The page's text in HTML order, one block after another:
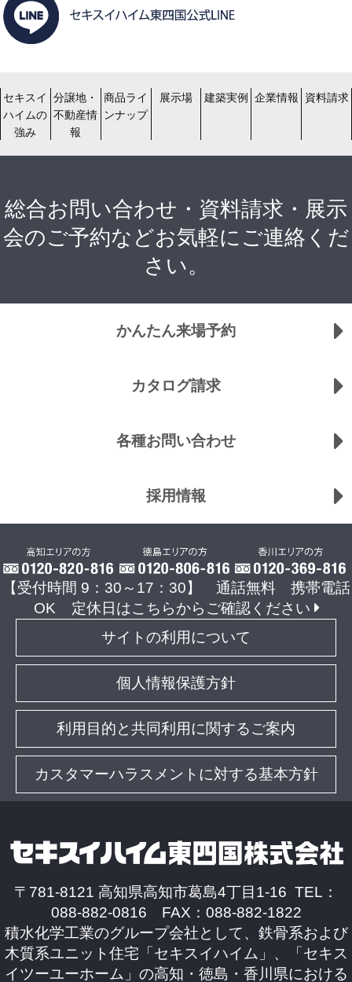
セキスイ
ハイムの
強み
分譲地・
不動産情
報
商品ライ
ンナップ
展示場 建築実例 企業情報 資料請求
総合お問い合わせ・資料請求・展示
会のご予約などお気軽にご連絡くだ
さい。
かんたん来場予約
カタログ請求
各種お問い合わせ
採用情報
【受付時間 9：30～17：30】 通話無料 携帯電話
OK
定休日はこちらからご確認ください
サイトの利用について
個人情報保護方針
利用目的と共同利用に関するご案内
カスタマーハラスメントに対する基本方針
〒781-8121 高知県高知市葛島4丁目1-16 TEL：
088-882-0816 FAX：088-882-1822
積水化学工業のグループ会社として、鉄骨系および
木質系ユニット住宅「セキスイハイム」、「セキス
イツーユーホーム」の高知・徳島・香川県における